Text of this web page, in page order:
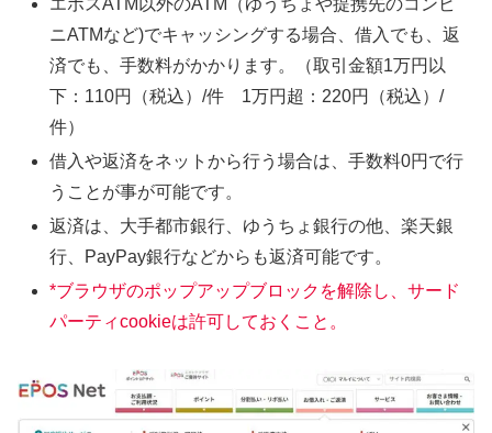
ニATMなど)でキャッシングする場合、借入でも、返
済でも、手数料がかかります。（取引金額1万円以
下：110円（税込）/件 1万円超：220円（税込）/
件）
借入や返済をネットから行う場合は、手数料0円で行
うことが事が可能です。
返済は、大手都市銀行、ゆうちょ銀行の他、楽天銀
行、PayPay銀行などからも返済可能です。
*ブラウザのポップアップブロックを解除し、サード
パーティcookieは許可しておくこと。